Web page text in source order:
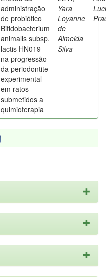
administração
de probiótico
Bifidobacterium
animalis subsp.
lactis HN019
na progressão
da periodontite
experimental
em ratos
submetidos a
quimioterapia
Yara
Loyanne
de
Almeida
Silva